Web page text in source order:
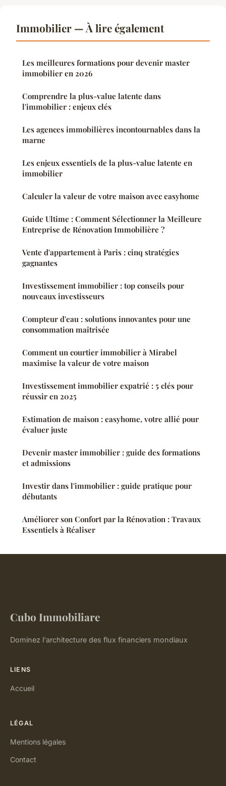
Immobilier — À lire également
Les meilleures formations pour devenir master
immobilier en 2026
Comprendre la plus-value latente dans
l'immobilier : enjeux clés
Les agences immobilières incontournables dans la
marne
Les enjeux essentiels de la plus-value latente en
immobilier
Calculer la valeur de votre maison avec easyhome
Guide Ultime : Comment Sélectionner la Meilleure
Entreprise de Rénovation Immobilière ?
Vente d'appartement à Paris : cinq stratégies
gagnantes
Investissement immobilier : top conseils pour
nouveaux investisseurs
Compteur d'eau : solutions innovantes pour une
consommation maîtrisée
Comment un courtier immobilier à Mirabel
maximise la valeur de votre maison
Investissement immobilier expatrié : 5 clés pour
réussir en 2025
Estimation de maison : easyhome, votre allié pour
évaluer juste
Devenir master immobilier : guide des formations
et admissions
Investir dans l'immobilier : guide pratique pour
débutants
Améliorer son Confort par la Rénovation : Travaux
Essentiels à Réaliser
Cubo Immobiliare
Dominez l'architecture des flux financiers mondiaux
LIENS
Accueil
LÉGAL
Mentions légales
Contact